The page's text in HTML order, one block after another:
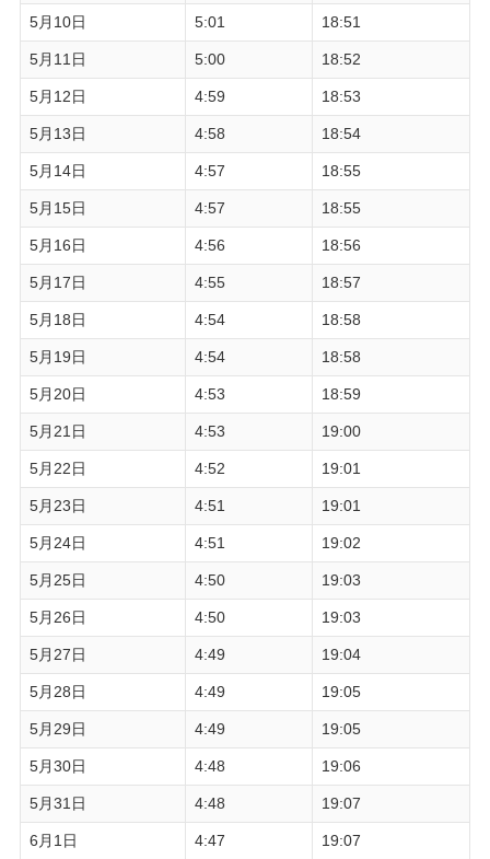
5月10日 5:01 18:51
5月11日 5:00 18:52
5月12日 4:59 18:53
5月13日 4:58 18:54
5月14日 4:57 18:55
5月15日 4:57 18:55
5月16日 4:56 18:56
5月17日 4:55 18:57
5月18日 4:54 18:58
5月19日 4:54 18:58
5月20日 4:53 18:59
5月21日 4:53 19:00
5月22日 4:52 19:01
5月23日 4:51 19:01
5月24日 4:51 19:02
5月25日 4:50 19:03
5月26日 4:50 19:03
5月27日 4:49 19:04
5月28日 4:49 19:05
5月29日 4:49 19:05
5月30日 4:48 19:06
5月31日 4:48 19:07
6月1日 4:47 19:07